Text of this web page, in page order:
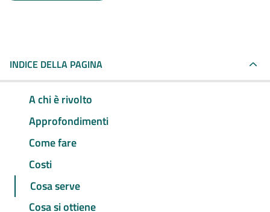
INDICE DELLA PAGINA
A chi è rivolto
Approfondimenti
Come fare
Costi
Cosa serve
Cosa si ottiene